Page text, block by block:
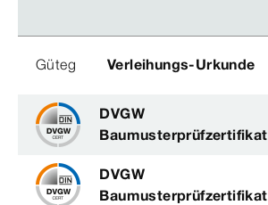
Güteg Verleihungs-Urkunde
DVGW
Baumusterprüfzertifikat
DVGW
Baumusterprüfzertifikat